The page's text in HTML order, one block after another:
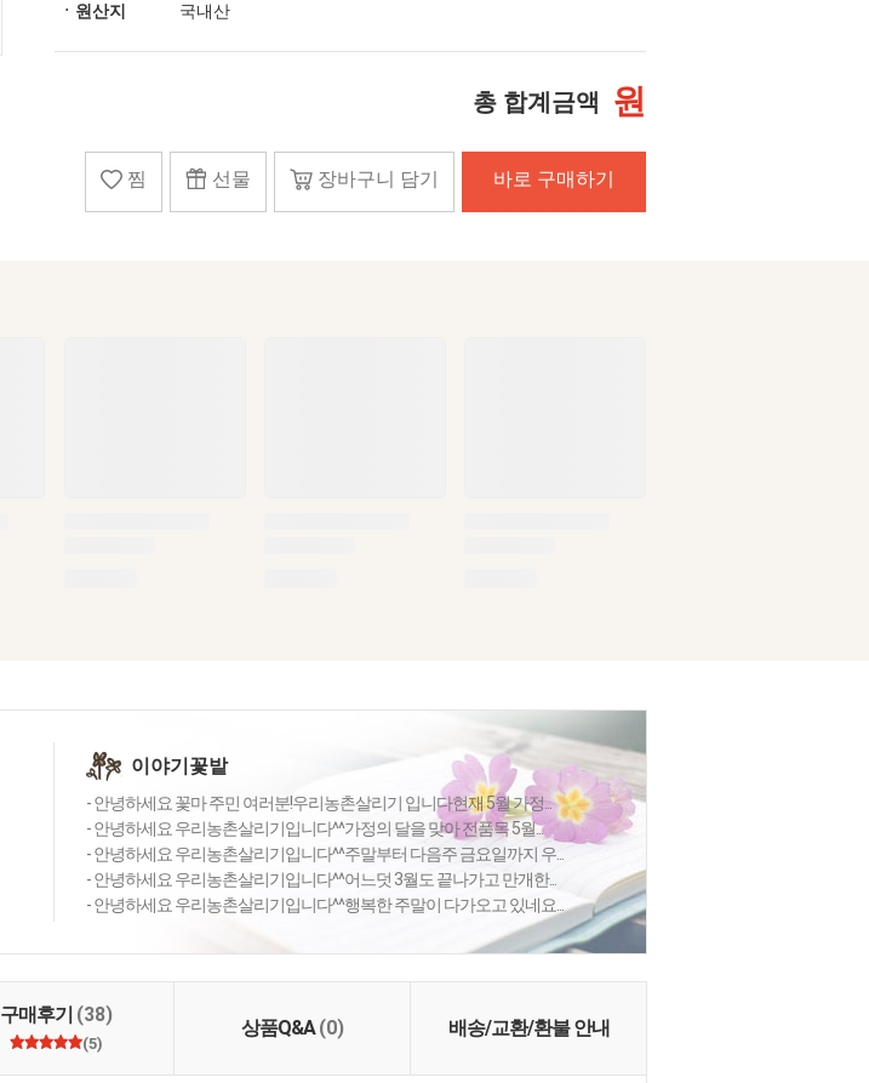
ㆍ원산지
국내산
총 합계금액 원
찜 선물 장바구니 담기 바로 구매하기
이야기꽃밭
- 안녕하세요 꽃마 주민 여러분!우리농촌살리기 입니다현재 5월 가정...
- 안녕하세요 우리농촌살리기입니다^^가정의 달을 맞아 전품목 5월...
- 안녕하세요 우리농촌살리기입니다^^주말부터 다음주 금요일까지 우...
- 안녕하세요 우리농촌살리기입니다^^어느덧 3월도 끝나가고 만개한...
- 안녕하세요 우리농촌살리기입니다^^행복한 주말이 다가오고 있네요...
구매후기 (38)
(5)
상품Q&A(0) 배송/교환/환불 안내